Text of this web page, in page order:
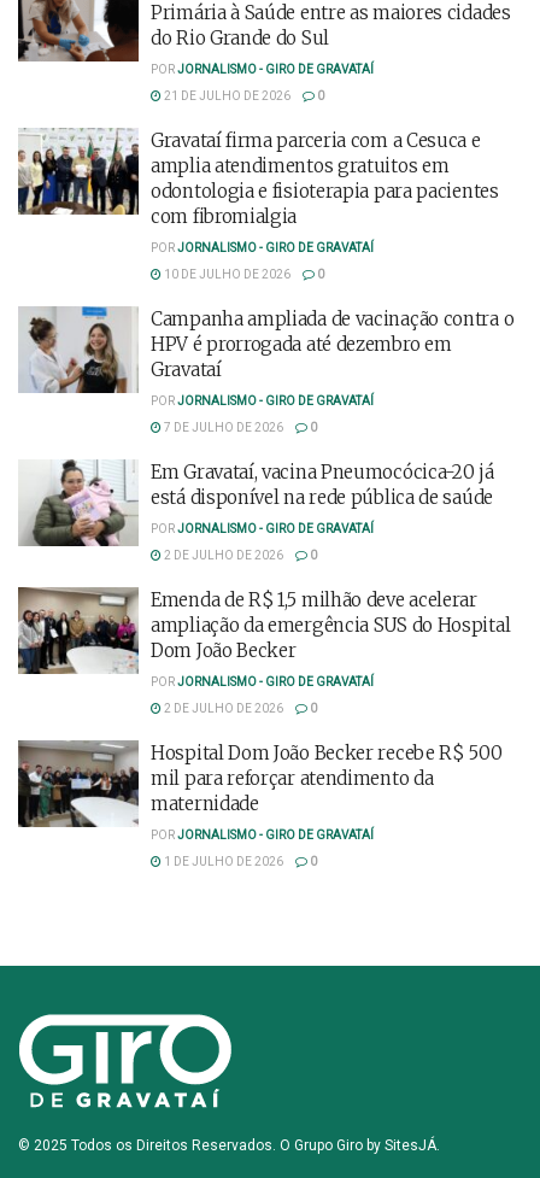
Primária à Saúde entre as maiores cidades
do Rio Grande do Sul
PORJORNALISMO - GIRO DE GRAVATAÍ
21 DE JULHO DE 2026
0
Gravataí firma parceria com a Cesuca e
amplia atendimentos gratuitos em
odontologia e fisioterapia para pacientes
com fibromialgia
PORJORNALISMO - GIRO DE GRAVATAÍ
10 DE JULHO DE 2026
0
Campanha ampliada de vacinação contra o
HPV é prorrogada até dezembro em
Gravataí
PORJORNALISMO - GIRO DE GRAVATAÍ
7 DE JULHO DE 2026
0
Em Gravataí, vacina Pneumocócica-20 já
está disponível na rede pública de saúde
PORJORNALISMO - GIRO DE GRAVATAÍ
2 DE JULHO DE 2026
0
Emenda de R$ 1,5 milhão deve acelerar
ampliação da emergência SUS do Hospital
Dom João Becker
PORJORNALISMO - GIRO DE GRAVATAÍ
2 DE JULHO DE 2026
0
Hospital Dom João Becker recebe R$ 500
mil para reforçar atendimento da
maternidade
PORJORNALISMO - GIRO DE GRAVATAÍ
1 DE JULHO DE 2026
0
© 2025 Todos os Direitos Reservados. O Grupo Giro by SitesJÁ.